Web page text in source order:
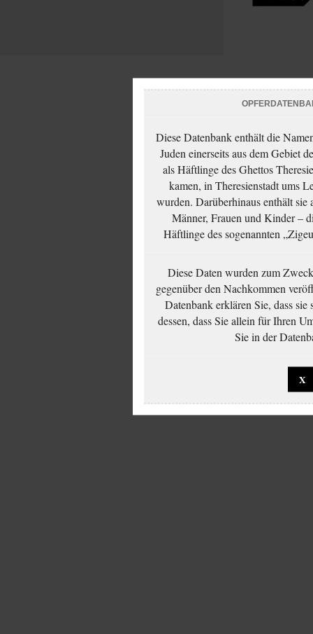
Diese Datenbank enthält die
Juden einerseits aus dem Gebiet
als Häftlinge des Ghettos
kamen, in Theresienstadt ums
wurden. Darüberhinaus enthält
Männer, Frauen und Kinder –
Häftlinge des sogenannten
Diese Daten wurden zum
gegenüber den Nachkommen
Datenbank erklären Sie, dass sie
dessen, dass Sie allein für Ihren
Sie in der
X